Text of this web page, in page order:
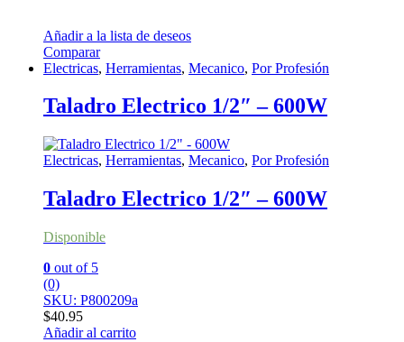
Añadir a la lista de deseos
Comparar
Electricas, Herramientas, Mecanico, Por Profesión
Taladro Electrico 1/2″ – 600W
Electricas, Herramientas, Mecanico, Por Profesión
Taladro Electrico 1/2″ – 600W
Disponible
0 out of 5
(0)
SKU: P800209a
$40.95
Añadir al carrito